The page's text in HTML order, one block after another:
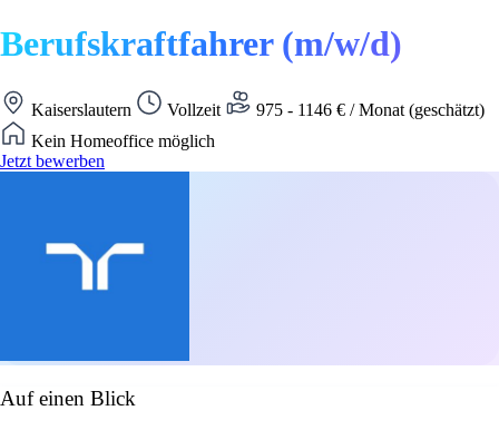
Berufskraftfahrer (m/w/d)
Kaiserslautern Vollzeit
975 - 1146 € / Monat (geschätzt)
Kein Homeoffice möglich
Jetzt bewerben
Auf einen Blick